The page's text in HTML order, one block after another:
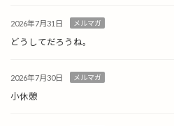
2026年7月31日 メルマガ
どうしてだろうね。
2026年7月30日 メルマガ
小休憩